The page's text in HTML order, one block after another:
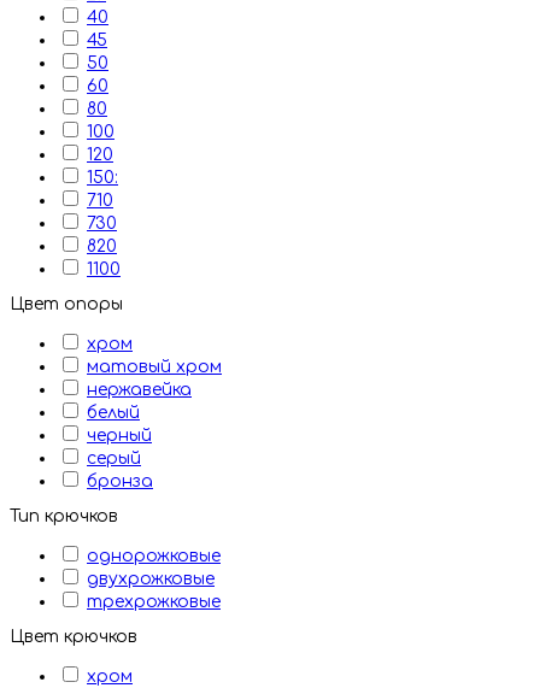
40
45
50
60
80
100
120
150:
710
730
820
1100
Цвет опоры
хром
матовый хром
нержавейка
белый
черный
серый
бронза
Тип крючков
однорожковые
двухрожковые
трехрожковые
Цвет крючков
хром